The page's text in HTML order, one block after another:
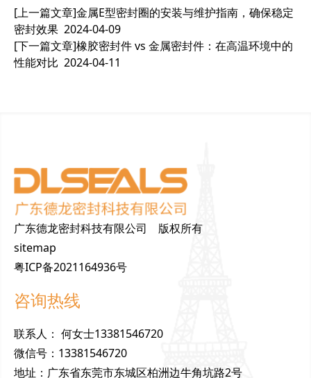
[上一篇文章]金属E型密封圈的安装与维护指南，确保稳定
密封效果 2024-04-09
[下一篇文章]橡胶密封件 vs 金属密封件：在高温环境中的
性能对比 2024-04-11
广东德龙密封科技有限公司 版权所有
sitemap
粤ICP备2021164936号
咨询热线
联系人 ： 何女士13381546720
微信号 ： 13381546720
地址 ： 广东省东莞市东城区柏洲边牛角坑路2号